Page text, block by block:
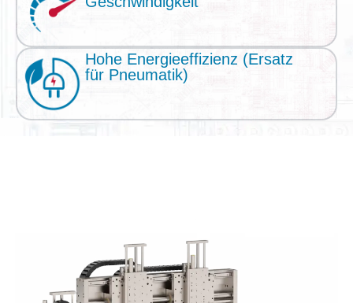
Hohe Energieeffizienz (Ersatz
für Pneumatik)